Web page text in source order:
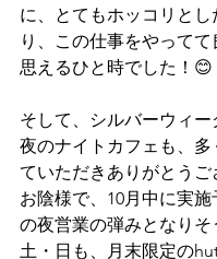
に、とてもホッコリとし
り、この仕事をやってて
思えるひと時でした！😊
そして、シルバーウィー
夜のナイトカフェも、
ていただきありがとうご
お陰様で、10月中に実
の夜営業の弾みとなりそ
土・日も、月末限定の